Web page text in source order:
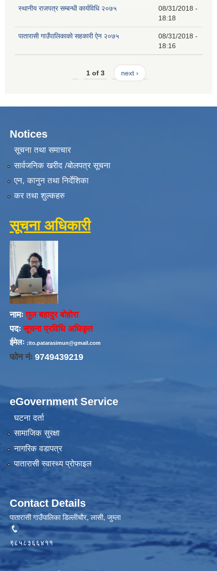
स्थानीय राजपत्र सम्बन्धी कार्यविधि २०७५
08/31/2018 -
18:18
पातारासी गाउँपालिकाको सहकारी ऐन २०७५
08/31/2018 -
18:16
1 of 3 next ›
Notices
सूचना तथा समाचार
सार्वजनिक खरीद /बोलपत्र सूचना
एन, कानुन तथा निर्देशिका
कर तथा शुल्कहरु
सूचना अधिकारी
नामःतुल बहादुर बोहोरा
पदःसूचना प्रविधि अधिकृत
ईमेलः :ito.patarasimun@gmail.com
फोन नंः 9749439219
eGovernment Service
घटना दर्ता
सामाजिक सुरक्षा
नागरिक वडापत्र
पातारासी स्वास्थ्य प्रोफाइल
Contact Details
पातारासी गाउँपालिका डिल्लीचौर, लासी, जुम्ला
:
९८५८३६६४११